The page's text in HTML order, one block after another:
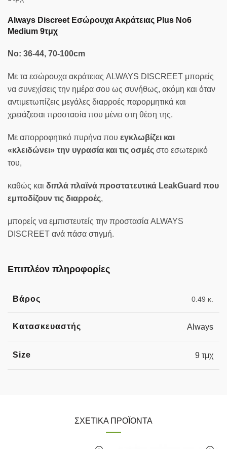
Always Discreet Εσώρουχα Ακράτειας Plus Νo6
Medium 9τμχ
No: 36-44, 70-100cm
Με τα εσώρουχα ακράτειας ALWAYS DISCREET μπορείς
να συνεχίσεις την ημέρα σου ως συνήθως, ακόμη και όταν
αντιμετωπίζεις μεγάλες διαρροές παρορμητικά και
χρειάζεσαι προστασία που μένει στη θέση της.
Με απορροφητικό πυρήνα που εγκλωβίζει και
«κλειδώνει» την υγρασία και τις οσμές στο εσωτερικό
του,
καθώς και διπλά πλαϊνά προστατευτικά LeakGuard που
εμποδίζουν τις διαρροές,
μπορείς να εμπιστευτείς την προστασία ALWAYS
DISCREET ανά πάσα στιγμή.
Επιπλέον πληροφορίες
Βάρος 0.49 κ.
Κατασκευαστής Always
Size 9 τμχ
ΣΧΕΤΙΚΆ ΠΡΟΪΌΝΤΑ